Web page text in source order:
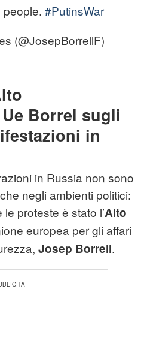
people. #PutinsWar
(@JosepBorrellF)
Borrel sugli
in
in Russia non sono
negli ambienti politici:
proteste è stato l’Alto
europea per gli affari
Josep Borrell.